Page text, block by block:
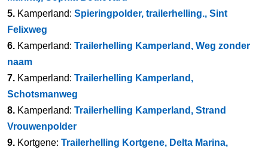
5. Kamperland: Spieringpolder, trailerhelling., Sint
Felixweg
6. Kamperland: Trailerhelling Kamperland, Weg zonder
naam
7. Kamperland: Trailerhelling Kamperland,
Schotsmanweg
8. Kamperland: Trailerhelling Kamperland, Strand
Vrouwenpolder
9. Kortgene: Trailerhelling Kortgene, Delta Marina,